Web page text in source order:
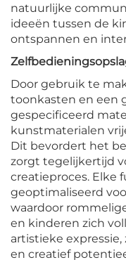
natuurlijke
ideeën tussen de
ontspannen en
Door gebruik te
toonkasten en een
gespecificeerd
kunstmaterialen
Dit bevordert het
zorgt tegelijkertijd
creatieproces. Elke
geoptimaliseerd
waardoor
en kinderen zich
artistieke
en creatief